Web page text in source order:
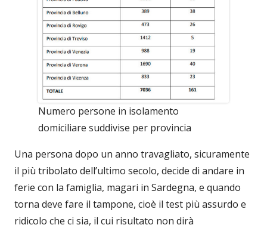
Numero persone in isolamento
domiciliare suddivise per provincia
Una persona dopo un anno travagliato, sicuramente
il più tribolato dell’ultimo secolo, decide di andare in
ferie con la famiglia, magari in Sardegna, e quando
torna deve fare il tampone, cioè il test più assurdo e
ridicolo che ci sia, il cui risultato non dirà